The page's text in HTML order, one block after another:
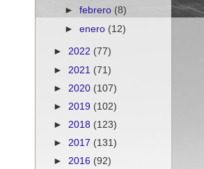
►febrero (8)
►enero (12)
► 2022 (77)
► 2021 (71)
► 2020 (107)
► 2019 (102)
► 2018 (123)
► 2017 (131)
► 2016 (92)